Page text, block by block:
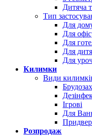
Дитяча
Тип
Для
Для
Для
Для
Для
Килимки
Види
Ігрові
Для
Розпродаж